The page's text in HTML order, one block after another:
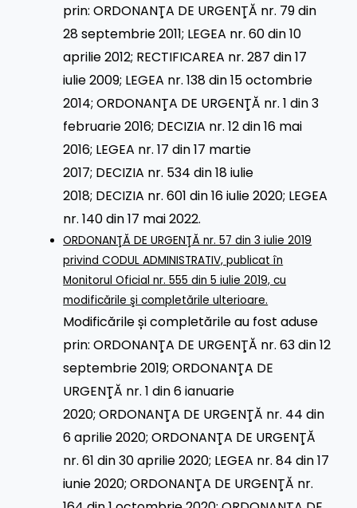
prin:ORDONANŢA DE URGENŢĂ nr. 79 din
28 septembrie 2011; LEGEA nr. 60 din 10
aprilie 2012; RECTIFICAREA nr. 287 din 17
iulie 2009; LEGEA nr. 138 din 15 octombrie
2014;ORDONANŢA DE URGENŢĂ nr. 1 din 3
februarie 2016; DECIZIA nr. 12 din 16 mai
2016; LEGEA nr. 17 din 17 martie
2017; DECIZIA nr. 534 din 18 iulie
2018; DECIZIA nr. 601 din 16 iulie 2020; LEGEA
nr. 140 din 17 mai 2022.
ORDONANŢĂ DE URGENŢĂ nr. 57 din 3 iulie 2019
privind CODUL ADMINISTRATIV, publicat în
Monitorul Oficial nr. 555 din 5 iulie 2019, cu
modificările şi completările ulterioare.
Modificările și completările au fost aduse
prin:ORDONANŢA DE URGENŢĂ nr. 63 din 12
septembrie 2019;ORDONANŢA DE
URGENŢĂ nr. 1 din 6 ianuarie
2020; ORDONANŢA DE URGENŢĂ nr. 44 din
6 aprilie 2020; ORDONANŢA DE URGENŢĂ
nr. 61 din 30 aprilie 2020; LEGEA nr. 84 din 17
iunie 2020;ORDONANŢA DE URGENŢĂ nr.